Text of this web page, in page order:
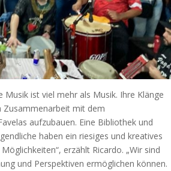
ist viel mehr als Musik. Ihre Klänge
Zusammenarbeit mit dem
aufzubauen. Eine Bibliothek und
haben ein riesiges und kreatives
erzählt Ricardo. „Wir sind
und Perspektiven ermöglichen können.